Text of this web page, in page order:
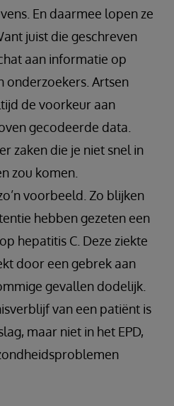
En daarmee lopen ze
juist die geschreven
aan informatie op
onderzoekers. Artsen
de voorkeur aan
gecodeerde data.
zaken die je niet snel in
zou komen.
voorbeeld. Zo blijken
hebben gezeten een
hepatitis C. Deze ziekte
door een gebrek aan
gevallen dodelijk.
van een patiënt is
maar niet in het EPD,